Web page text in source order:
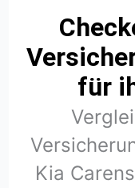
für
Kia